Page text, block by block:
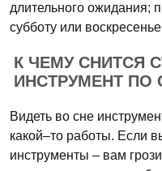
длительного ожидания;
субботу или
К ЧЕМУ СНИТСЯ
ИНСТРУМЕНТ ПО
Видеть во сне
какой–то работы. Если
инструменты – вам